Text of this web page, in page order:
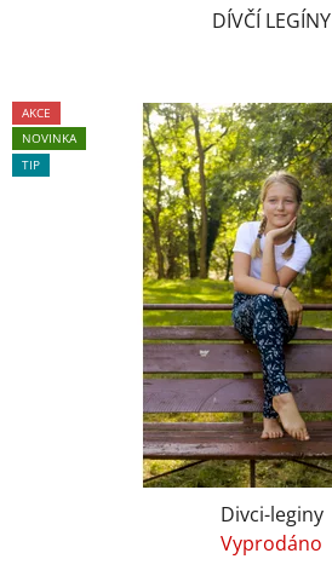
DÍVČÍ LEGÍNY
AKCE
NOVINKA
TIP
Divci-leginy
Vyprodáno